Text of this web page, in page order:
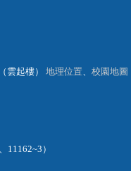
雲起樓） 地理位置、 校園地圖
11162~3）